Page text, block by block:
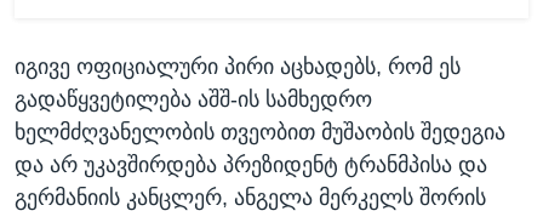
იგივე ოფიციალური პირი აცხადებს, რომ ეს
გადაწყვეტილება აშშ-ის სამხედრო
ხელმძღვანელობის თვეობით მუშაობის შედეგია
და არ უკავშირდება პრეზიდენტ ტრანმპისა და
გერმანიის კანცლერ, ანგელა მერკელს შორის